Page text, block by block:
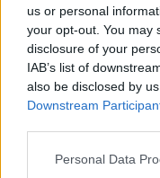
us or personal
your opt-out. You may
disclosure of your
IAB’s list of
also be disclosed by
Downstream
Personal Data
Η «Στύψη»
καταγράφει την
χωριού
Το νέο φύλλο της
εφημερίδας
και τη μελέτη του
Μουτάφη